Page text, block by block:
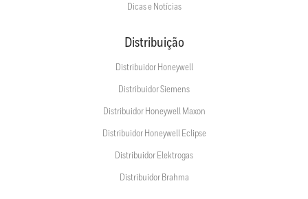
Dicas e Notícias
Distribuição
Distribuidor Honeywell
Distribuidor Siemens
Distribuidor Honeywell Maxon
Distribuidor Honeywell Eclipse
Distribuidor Elektrogas
Distribuidor Brahma